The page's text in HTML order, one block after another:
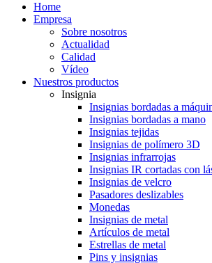
Home
Empresa
Sobre nosotros
Actualidad
Calidad
Vídeo
Nuestros productos
Insignia
Insignias bordadas a
Insignias bordadas a mano
Insignias tejidas
Insignias de polímero 3D
Insignias infrarrojas
Insignias IR cortadas con
Insignias de velcro
Pasadores deslizables
Monedas
Insignias de metal
Artículos de metal
Estrellas de metal
Pins y insignias